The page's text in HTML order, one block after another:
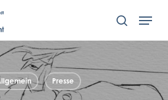
search
Menu
Presse